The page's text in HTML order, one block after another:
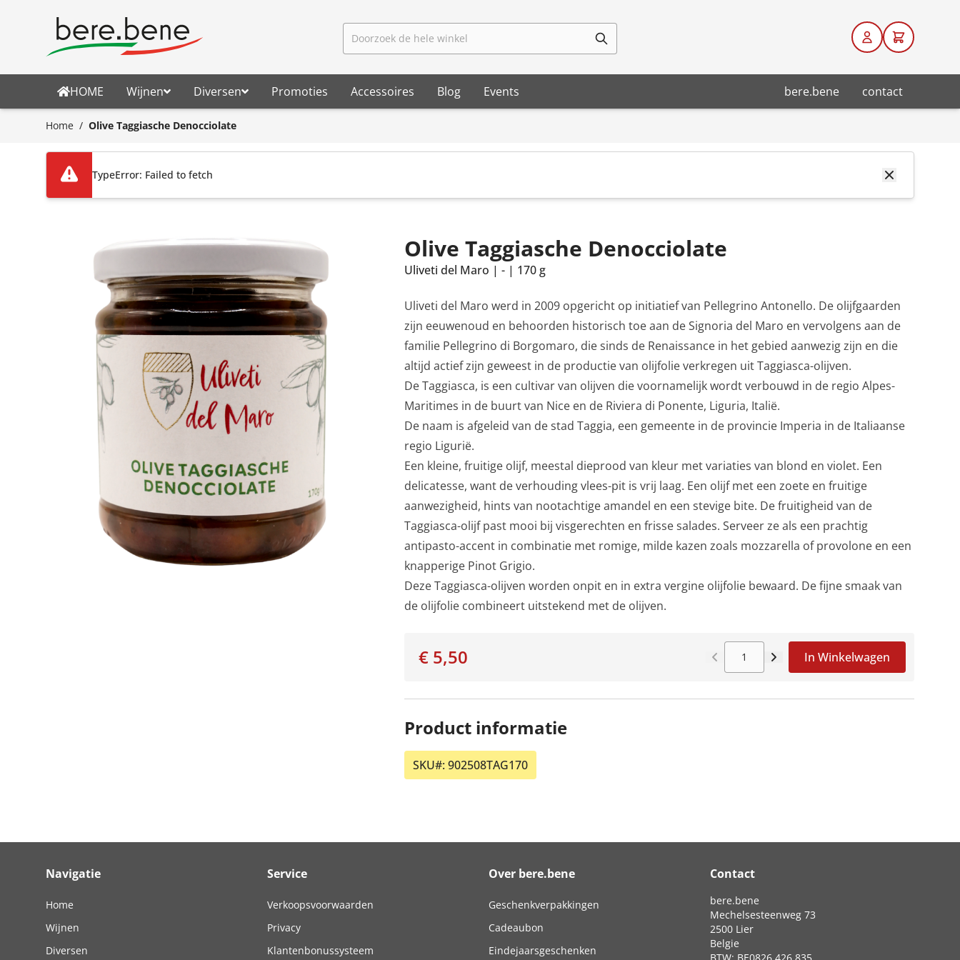
HOME Wijnen Diversen Promoties Accessoires Blog Events bere.bene contact
Doorzoek de hele winkel
Home / Olive Taggiasche Denocciolate
TypeError: Failed to fetch
Olive Taggiasche Denocciolate
Uliveti del Maro | - | 170 g
Uliveti del Maro werd in 2009 opgericht op initiatief van Pellegrino Antonello. De olijfgaarden
zijn eeuwenoud en behoorden historisch toe aan de Signoria del Maro en vervolgens aan de
familie Pellegrino di Borgomaro, die sinds de Renaissance in het gebied aanwezig zijn en die
altijd actief zijn geweest in de productie van olijfolie verkregen uit Taggiasca-olijven.
De Taggiasca, is een cultivar van olijven die voornamelijk wordt verbouwd in de regio Alpes-
Maritimes in de buurt van Nice en de Riviera di Ponente, Liguria, Italië.
De naam is afgeleid van de stad Taggia, een gemeente in de provincie Imperia in de Italiaanse
regio Ligurië.
Een kleine, fruitige olijf, meestal dieprood van kleur met variaties van blond en violet. Een
delicatesse, want de verhouding vlees-pit is vrij laag. Een olijf met een zoete en fruitige
aanwezigheid, hints van nootachtige amandel en een stevige bite. De fruitigheid van de
Taggiasca-olijf past mooi bij visgerechten en frisse salades. Serveer ze als een prachtig
antipasto-accent in combinatie met romige, milde kazen zoals mozzarella of provolone en een
knapperige Pinot Grigio.
Deze Taggiasca-olijven worden onpit en in extra vergine olijfolie bewaard. De fijne smaak van
de olijfolie combineert uitstekend met de olijven.
€ 5,50 Aantal In Winkelwagen
Product informatie
SKU#: 902508TAG170
Navigatie
Home
Wijnen
Diversen
Service
Verkoopsvoorwaarden
Privacy
Klantenbonussysteem
Over bere.bene
Geschenkverpakkingen
Cadeaubon
Eindejaarsgeschenken
Contact
bere.bene
Mechelsesteenweg 73
2500 Lier
Belgie